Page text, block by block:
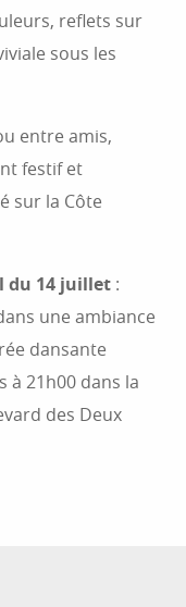
reflets sur
sous les
entre amis,
festif et
sur la Côte
du 14 juillet :
une ambiance
dansante
à 21h00 dans la
des Deux